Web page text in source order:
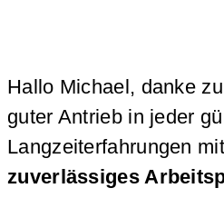
Hallo Michael, danke
guter Antrieb in jeder
Langzeiterfahrungen
zuverlässiges